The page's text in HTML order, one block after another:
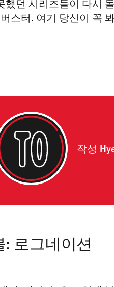
했던 시리즈들이 다시
스터. 여기 당신이 꼭
작성
: 로그네이션